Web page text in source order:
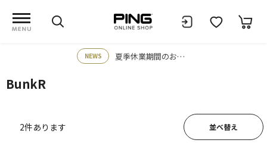
NEWS 夏季休業期間のお知らせ
BunkR
並べ替え
2件あります